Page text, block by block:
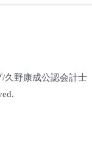
久野康成公認会計士